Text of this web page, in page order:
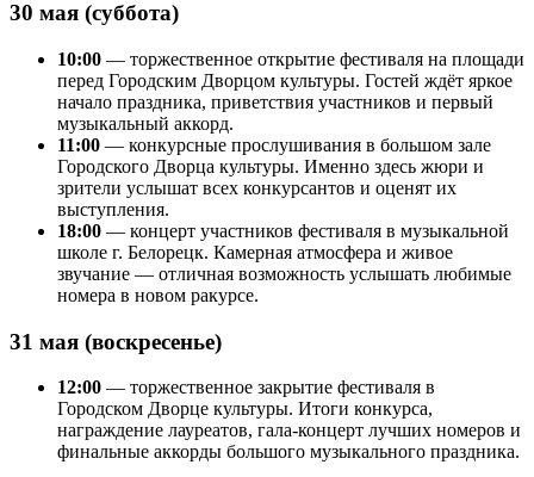
30 мая (суббота)
10:00 — торжественное открытие фестиваля на площади
перед Городским Дворцом культуры. Гостей ждёт яркое
начало праздника, приветствия участников и первый
музыкальный аккорд.
11:00 — конкурсные прослушивания в большом зале
Городского Дворца культуры. Именно здесь жюри и
зрители услышат всех конкурсантов и оценят их
выступления.
18:00 — концерт участников фестиваля в музыкальной
школе г. Белорецк. Камерная атмосфера и живое
звучание — отличная возможность услышать любимые
номера в новом ракурсе.
31 мая (воскресенье)
12:00 — торжественное закрытие фестиваля в
Городском Дворце культуры. Итоги конкурса,
награждение лауреатов, гала-концерт лучших номеров и
финальные аккорды большого музыкального праздника.